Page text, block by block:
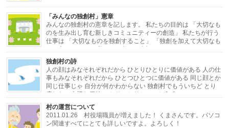
「みんなの独創村」憲章
みんなの独創村の憲章を記します。 私たちの目的は 「大切なも
のを生み出し育む新しきコミュニティーの創造」 私たちが行う
仕事は 「大切なものを独創すること」 「独創を加えて大切なも
独創村の詩
人の顔はみなそれぞれだから ひとりひとりに価値がある 人の仕
事もみなそれぞれだから ひとつひとつに価値がある 同じ顔とか
同じ仕事じゃ 自分が何かわからない 独創村でもういちど とり
戻したい大切な価値 ひとりひとりと ひと […]
村の運営について
2011.01.26 村役場職員が増えました！ くまさんです。パソコ
ン関連すべてにとても詳しいですよ。よろしく！